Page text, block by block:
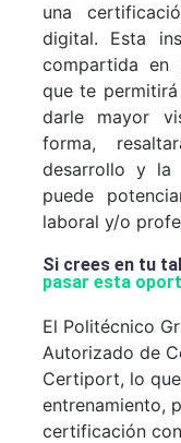
una
digital. Esta
compartida en
que te
darle mayor
forma,
desarrollo y la
puede
laboral y/o
Si crees en tu
pasar esta
El Politécnico
Autorizado de
Certiport, lo
entrenamiento,
certificación